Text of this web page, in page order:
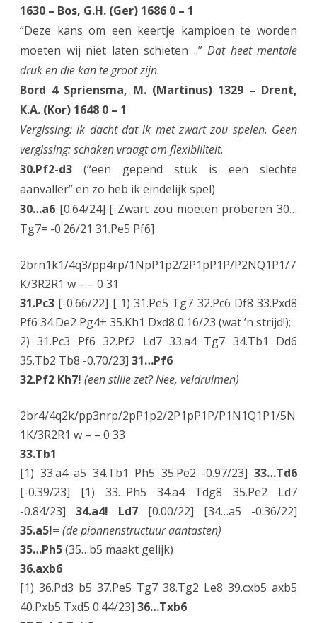
1630 – Bos, G.H. (Ger) 1686 0 – 1
“Deze kans om een keertje kampioen te worden
moeten wij niet laten schieten ..” Dat heet mentale
druk en die kan te groot zijn.
Bord 4 Spriensma, M. (Martinus) 1329 – Drent,
K.A. (Kor) 1648 0 – 1
Vergissing: ik dacht dat ik met zwart zou spelen. Geen
vergissing: schaken vraagt om flexibiliteit.
30.Pf2-d3 (“een gepend stuk is een slechte
aanvaller” en zo heb ik eindelijk spel)
30…a6 [0.64/24] [ Zwart zou moeten proberen 30…
Tg7= -0.26/21 31.Pe5 Pf6]
2brn1k1/4q3/pp4rp/1NpP1p2/2P1pP1P/P2NQ1P1/7
K/3R2R1 w – – 0 31
31.Pc3 [-0.66/22] [ 1) 31.Pe5 Tg7 32.Pc6 Df8 33.Pxd8
Pf6 34.De2 Pg4+ 35.Kh1 Dxd8 0.16/23 (wat ’n strijd!);
2) 31.Pc3 Pf6 32.Pf2 Ld7 33.a4 Tg7 34.Tb1 Dd6
35.Tb2 Tb8 -0.70/23] 31…Pf6
32.Pf2 Kh7! (een stille zet? Nee, veldruimen)
2br4/4q2k/pp3nrp/2pP1p2/2P1pP1P/P1N1Q1P1/5N
1K/3R2R1 w – – 0 33
33.Tb1
[1) 33.a4 a5 34.Tb1 Ph5 35.Pe2 -0.97/23] 33…Td6
[-0.39/23] [1) 33…Ph5 34.a4 Tdg8 35.Pe2 Ld7
-0.84/23] 34.a4! Ld7 [0.00/22] [34…a5 -0.36/22]
35.a5!= (de pionnenstructuur aantasten)
35…Ph5(35…b5 maakt gelijk)
36.axb6
[1) 36.Pd3 b5 37.Pe5 Tg7 38.Tg2 Le8 39.cxb5 axb5
40.Pxb5 Txd5 0.44/23] 36…Txb6